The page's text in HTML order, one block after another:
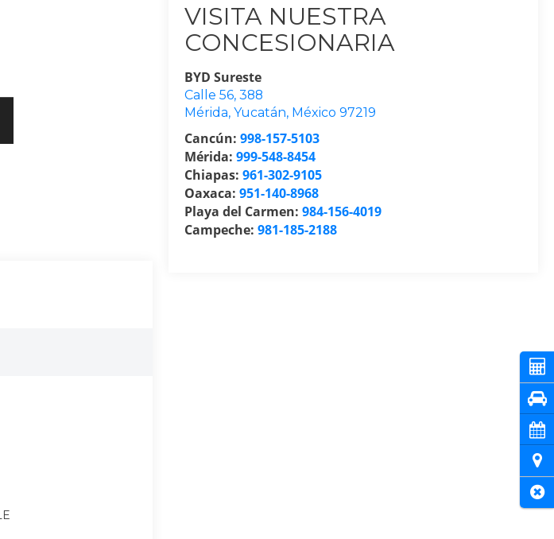
VISITA NUESTRA
CONCESIONARIA
BYD Sureste
Calle 56, 388
Mérida,Yucatán, México 97219
Cancún:998-157-5103
Mérida:999-548-8454
Chiapas:961-302-9105
Oaxaca:951-140-8968
Playa del Carmen:984-156-4019
Campeche:981-185-2188